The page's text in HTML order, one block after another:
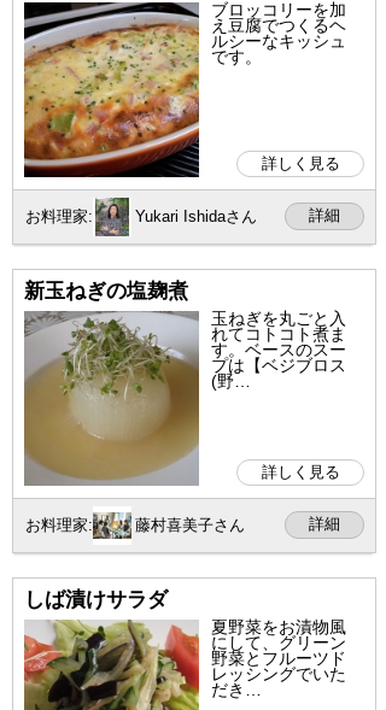
ブロッコリーを加
え豆腐でつくるヘ
ルシーなキッシュ
です。
詳しく見る
お料理家: Yukari Ishidaさん 詳細
新玉ねぎの塩麹煮
玉ねぎを丸ごと入
れてコトコト煮ま
す。ベースのスー
プは【ベジブロス
(野…
詳しく見る
お料理家: 藤村喜美子さん 詳細
しば漬けサラダ
夏野菜をお漬物風
にして、グリーン
野菜とフルーツド
レッシングでいた
だき…